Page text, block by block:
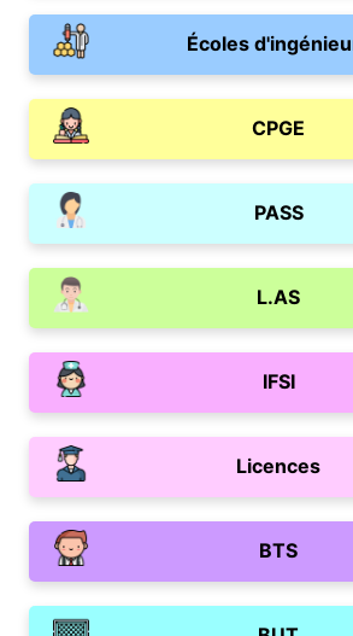
Écoles
CPGE
PASS
L.AS
IFSI
Licences
BTS